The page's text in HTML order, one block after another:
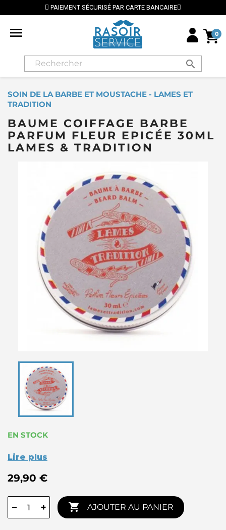
PAIEMENT SÉCURISÉ PAR CARTE BANCAIRE
 0
search
SOIN DE LA BARBE ET MOUSTACHE - LAMES ET
TRADITION
BAUME COIFFAGE BARBE
PARFUM FLEUR EPICÉE 30ML
LAMES & TRADITION
EN STOCK
Lire plus
29,90 €
− +  AJOUTER AU PANIER